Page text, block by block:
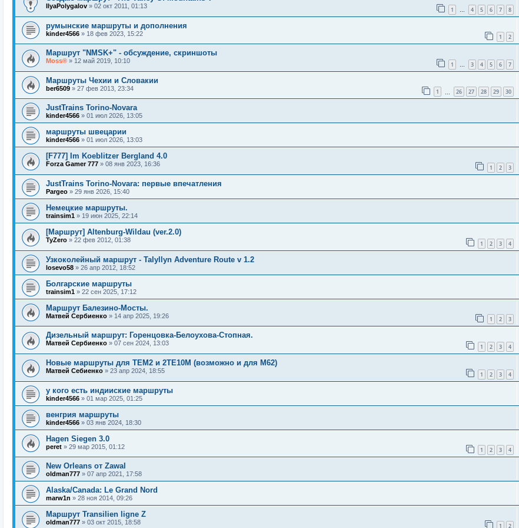
IlyaPolygalov » 02 окт 2011, 01:13 1 … 4 5 6 7 8
румынские маршруты и дополнения
kinder4566 » 18 фев 2023, 15:22 1 2
Маршрут "NMSK+" - обсуждение, скриншоты
Moss® » 12 май 2019, 10:10 1 … 3 4 5 6 7
Маршруты Чехии и Словакии
ber6509 » 27 фев 2013, 23:34 1 26 27 28 29 30
JustTrains Torino-Novara
kinder4566 » 01 июл 2026, 13:05
маршруты швецарии
kinder4566 » 01 июл 2026, 13:03
[F777] Im Koeblitzer Bergland 4.0
Forza Gamer 777 » 08 янв 2023, 16:36 1 2 3
JustTrains Torino-Novara: первые впечатления
Pargeo » 29 янв 2026, 15:40
Немецкие маршруты.
trainsim1 » 19 июн 2025, 22:14
[Маршрут] Altenburg-Wildau (ver.2.0)
TyZero » 22 фев 2012, 01:38 1 2 3 4
Узкоколейный маршрут - Talyllyn Adventure Route v 1.2
losevo58 » 26 апр 2012, 18:52
Болгарские маршруты
trainsim1 » 22 сен 2025, 17:12
Маршрут Балезино-Мосты.
Матвей Сербиенко » 14 апр 2025, 19:26 1 2 3
Дизельный маршрут: Горенцовка-Белоухова-Стопная.
Матвей Сербиенко » 07 сен 2024, 13:03 1 2 3 4
Новые маршруты для ТЕМ2 и 2ТЕ10М (возможно и для М62)
Матвей Себиенко » 23 апр 2024, 18:55 1 2 3 4
у кого есть индииские маршруты
kinder4566 » 01 мар 2025, 01:25
венгрия маршруты
kinder4566 » 03 янв 2024, 18:30
Hagen Siegen 3.0
peret » 29 мар 2015, 01:12 1 2 3 4
New Orleans от Zawal
oldman777 » 07 апр 2021, 17:58
Alaska/Canada: Le Grand Nord
marw1n » 28 ноя 2014, 09:26
Маршрут Transilien ligne Z
oldman777 » 03 окт 2015, 18:58 1 2